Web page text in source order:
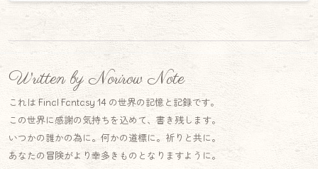
Written by Norirow Note
これは Final Fantasy 14 の世界の記憶と記録です。
この世界に感謝の気持ちを込めて、書き残します。
いつかの誰かの為に。何かの道標に。祈りと共に。
あなたの冒険がより幸多きものとなりますように。